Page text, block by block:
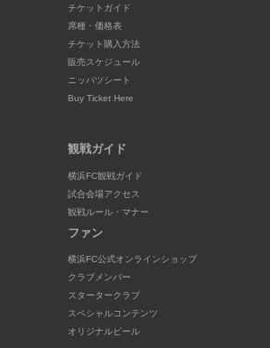
チケットガイド
席種・価格表
チケット購入方法
販売スケジュール
ニッパツシート
Buy Ticket Here
観戦ガイド
横浜FC観戦ガイド
試合会場アクセス
観戦ルール・マナー
ファン
横浜FC公式オンラインショップ
クラブメンバー
スタータークラブ
スペシャルコンテンツ
オリジナルビール